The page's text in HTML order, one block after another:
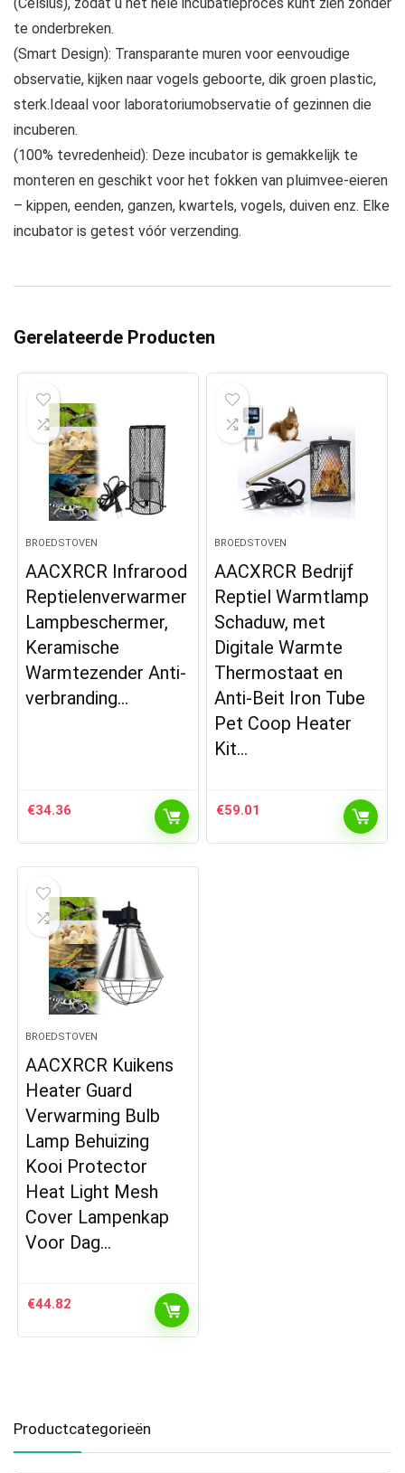
(Celsius), zodat u het hele incubatieproces kunt zien zonder
te onderbreken.
(Smart Design): Transparante muren voor eenvoudige
observatie, kijken naar vogels geboorte, dik groen plastic,
sterk.Ideaal voor laboratoriumobservatie of gezinnen die
incuberen.
(100% tevredenheid): Deze incubator is gemakkelijk te
monteren en geschikt voor het fokken van pluimvee-eieren
– kippen, eenden, ganzen, kwartels, vogels, duiven enz. Elke
incubator is getest vóór verzending.
Gerelateerde Producten
BROEDSTOVEN
AACXRCR Infrarood
Reptielenverwarmer
Lampbeschermer,
Keramische
Warmtezender Anti-
verbranding…
€34.36
BROEDSTOVEN
AACXRCR Bedrijf
Reptiel Warmtlamp
Schaduw, met
Digitale Warmte
Thermostaat en
Anti-Beit Iron Tube
Pet Coop Heater
Kit…
€59.01
BROEDSTOVEN
AACXRCR Kuikens
Heater Guard
Verwarming Bulb
Lamp Behuizing
Kooi Protector
Heat Light Mesh
Cover Lampenkap
Voor Dag…
€44.82
Productcategorieën